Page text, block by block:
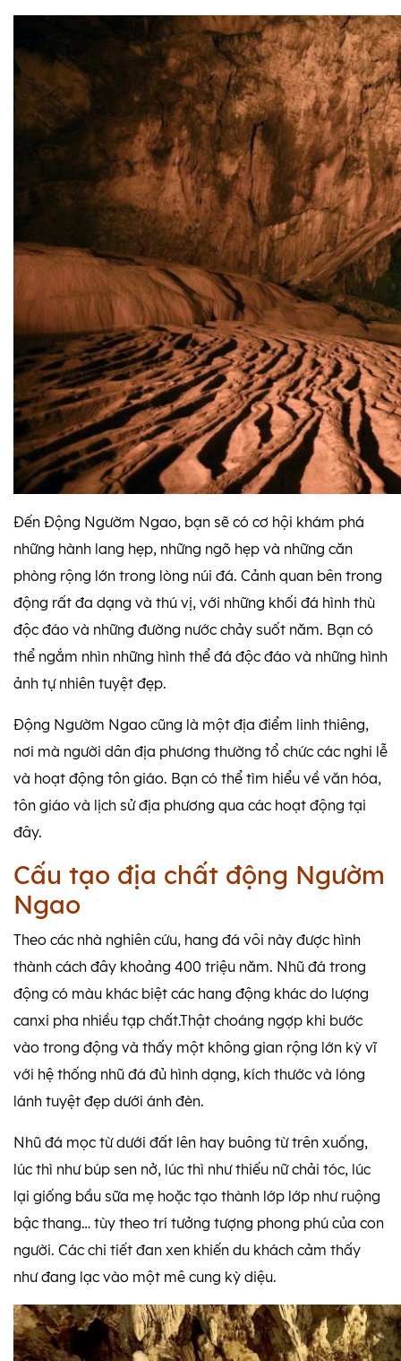
Đến Động Ngườm Ngao, bạn sẽ có cơ hội khám phá
những hành lang hẹp, những ngõ hẹp và những căn
phòng rộng lớn trong lòng núi đá. Cảnh quan bên trong
động rất đa dạng và thú vị, với những khối đá hình thù
độc đáo và những đường nước chảy suốt năm. Bạn có
thể ngắm nhìn những hình thể đá độc đáo và những hình
ảnh tự nhiên tuyệt đẹp.
Động Ngườm Ngao cũng là một địa điểm linh thiêng,
nơi mà người dân địa phương thường tổ chức các nghi lễ
và hoạt động tôn giáo. Bạn có thể tìm hiểu về văn hóa,
tôn giáo và lịch sử địa phương qua các hoạt động tại
đây.
Cấu tạo địa chất động Ngườm
Ngao
Theo các nhà nghiên cứu, hang đá vôi này được hình
thành cách đây khoảng 400 triệu năm. Nhũ đá trong
động có màu khác biệt các hang động khác do lượng
canxi pha nhiều tạp chất.Thật choáng ngợp khi bước
vào trong động và thấy một không gian rộng lớn kỳ vĩ
với hệ thống nhũ đá đủ hình dạng, kích thước và lóng
lánh tuyệt đẹp dưới ánh đèn.
Nhũ đá mọc từ dưới đất lên hay buông từ trên xuống,
lúc thì như búp sen nở, lúc thì như thiếu nữ chải tóc, lúc
lại giống bầu sữa mẹ hoặc tạo thành lớp lớp như ruộng
bậc thang… tùy theo trí tưởng tượng phong phú của con
người. Các chi tiết đan xen khiến du khách cảm thấy
như đang lạc vào một mê cung kỳ diệu.